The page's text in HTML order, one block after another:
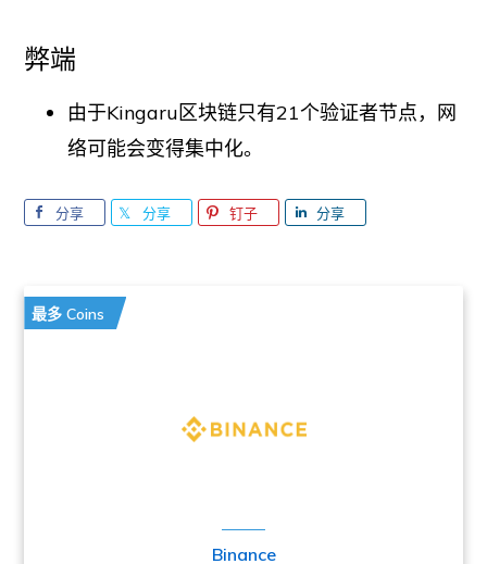
弊端
由于Kingaru区块链只有21个验证者节点，网
络可能会变得集中化。
分享 分享 钉子 分享
最多 Coins
Binance